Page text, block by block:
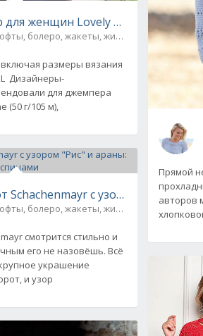
женщин Lovely & Blue от
болеро, жакеты, жилеты, пуловеры и
включая размеры вязания
Дизайнеры-
для джемпера
(50 г/105 м),
Schachenmayr с узором "Рис" и
болеро, жакеты, жилеты, пуловеры и
смотрится стильно и
его не назовёшь. Всё
украшение
и узор
Прямой
авторов